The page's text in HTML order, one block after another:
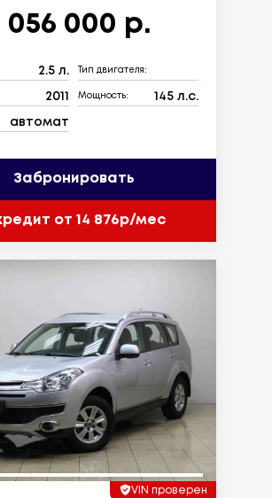
056 000 р.
2.5 л. Тип двигателя:
2011 Мощность: 145 л.с.
автомат
Забронировать
от 14 876р/мес
VIN проверен